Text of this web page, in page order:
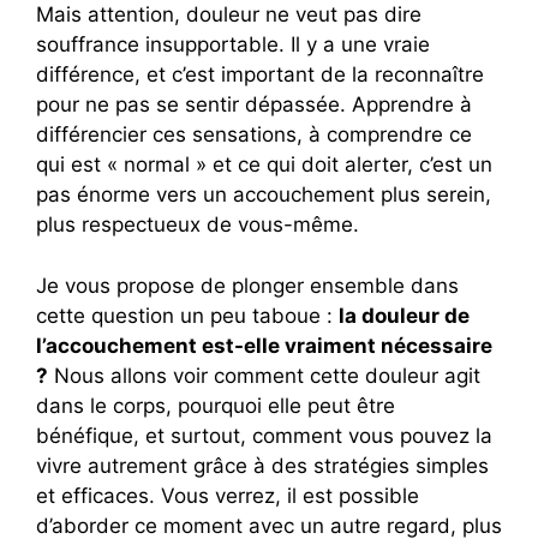
Mais attention, douleur ne veut pas dire
souffrance insupportable. Il y a une vraie
différence, et c’est important de la reconnaître
pour ne pas se sentir dépassée. Apprendre à
différencier ces sensations, à comprendre ce
qui est « normal » et ce qui doit alerter, c’est un
pas énorme vers un accouchement plus serein,
plus respectueux de vous-même.
Je vous propose de plonger ensemble dans
cette question un peu taboue : la douleur de
l’accouchement est-elle vraiment nécessaire
? Nous allons voir comment cette douleur agit
dans le corps, pourquoi elle peut être
bénéfique, et surtout, comment vous pouvez la
vivre autrement grâce à des stratégies simples
et efficaces. Vous verrez, il est possible
d’aborder ce moment avec un autre regard, plus